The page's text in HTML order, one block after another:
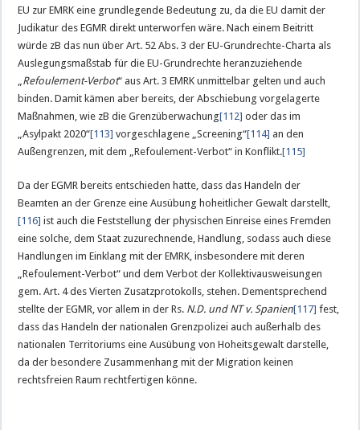
EU zur EMRK eine grundlegende Bedeutung zu, da die EU damit der
Judikatur des EGMR direkt unterworfen wäre. Nach einem Beitritt
würde zB das nun über Art. 52 Abs. 3 der EU-Grundrechte-Charta als
Auslegungsmaßstab für die EU-Grundrechte heranzuziehende
„Refoulement-Verbot“ aus Art. 3 EMRK unmittelbar gelten und auch
binden. Damit kämen aber bereits, der Abschiebung vorgelagerte
Maßnahmen, wie zB die Grenzüberwachung[112] oder das im
„Asylpakt 2020“[113] vorgeschlagene „Screening“[114] an den
Außengrenzen, mit dem „Refoulement-Verbot“ in Konflikt.[115]
Da der EGMR bereits entschieden hatte, dass das Handeln der
Beamten an der Grenze eine Ausübung hoheitlicher Gewalt darstellt,
[116] ist auch die Feststellung der physischen Einreise eines Fremden
eine solche, dem Staat zuzurechnende, Handlung, sodass auch diese
Handlungen im Einklang mit der EMRK, insbesondere mit deren
„Refoulement-Verbot“ und dem Verbot der Kollektivausweisungen
gem. Art. 4 des Vierten Zusatzprotokolls, stehen. Dementsprechend
stellte der EGMR, vor allem in der Rs. N.D. und NT v. Spanien[117] fest,
dass das Handeln der nationalen Grenzpolizei auch außerhalb des
nationalen Territoriums eine Ausübung von Hoheitsgewalt darstelle,
da der besondere Zusammenhang mit der Migration keinen
rechtsfreien Raum rechtfertigen könne.